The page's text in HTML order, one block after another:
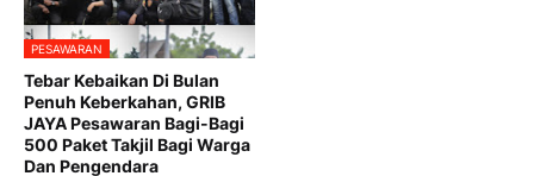
PESAWARAN
Tebar Kebaikan Di Bulan
Penuh Keberkahan, GRIB
JAYA Pesawaran Bagi-Bagi
500 Paket Takjil Bagi Warga
Dan Pengendara